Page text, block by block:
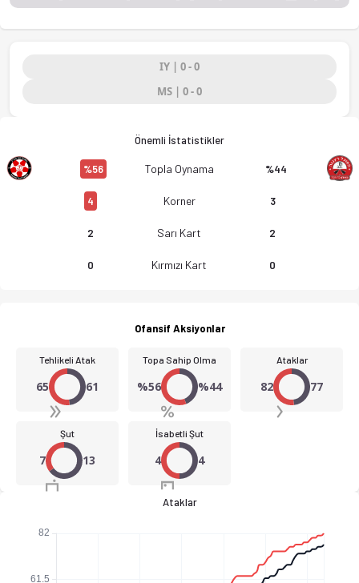
IY | 0 - 0
MS | 0 - 0
Önemli İstatistikler
%56 Topla Oynama %44
4 Korner 3
2 Sarı Kart 2
0 Kırmızı Kart 0
Ofansif Aksiyonlar
Tehlikeli Atak
65 61
Topa Sahip Olma
%56 %44
Ataklar
82 77
Şut
7 13
İsabetli Şut
4 4
Ataklar